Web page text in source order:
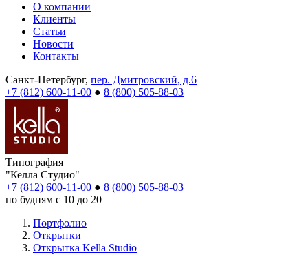
О компании
Клиенты
Статьи
Новости
Контакты
Санкт-Петербург, пер. Дмитровский, д.6
+7 (812) 600-11-00 ● 8 (800) 505-88-03
Типография
"Келла Студио"
+7 (812) 600-11-00 ● 8 (800) 505-88-03
по будням с 10 до 20
Портфолио
Открытки
Открытка Kella Studio